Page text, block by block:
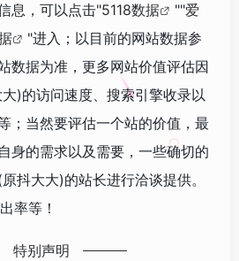
息，可以点击"5118数据 ""爱
"进入；以目前的网站数据参
数据为准，更多网站价值评估因
)的访问速度、搜索引擎收录以
；当然要评估一个站的价值，最
身的需求以及需要，一些确切的
抖大大)的站长进行洽谈提供。
率等！
特别声明